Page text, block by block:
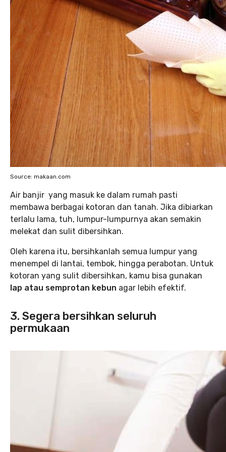
Source: makaan.com
Air banjir yang masuk ke dalam rumah pasti
membawa berbagai kotoran dan tanah. Jika dibiarkan
terlalu lama, tuh, lumpur-lumpurnya akan semakin
melekat dan sulit dibersihkan.
Oleh karena itu, bersihkanlah semua lumpur yang
menempel di lantai, tembok, hingga perabotan. Untuk
kotoran yang sulit dibersihkan, kamu bisa gunakan
lap atau semprotan kebun agar lebih efektif.
3. Segera bersihkan seluruh
permukaan